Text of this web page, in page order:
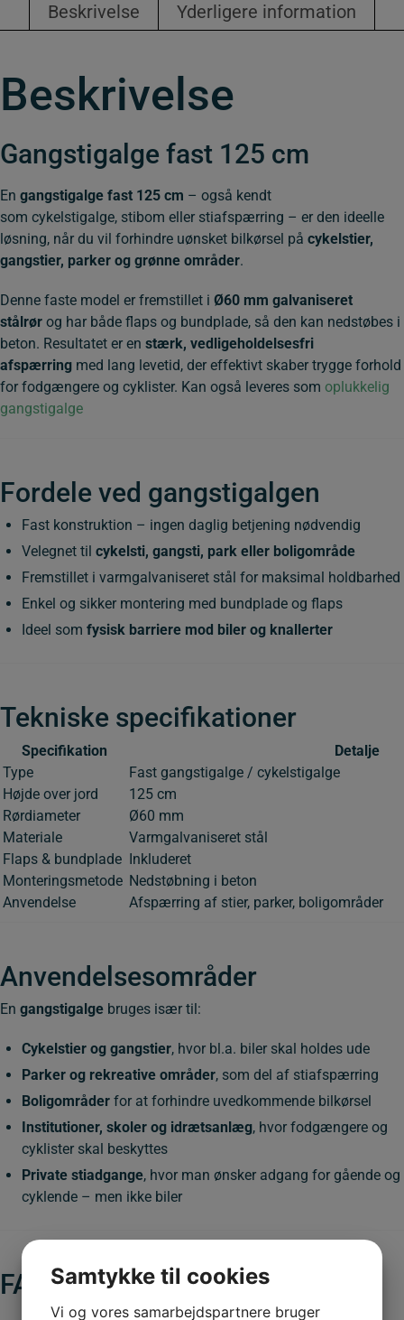
Beskrivelse Yderligere information
Beskrivelse
Gangstigalge fast 125 cm
En gangstigalge fast 125 cm – også kendt
som cykelstigalge, stibom eller stiafspærring – er den ideelle
løsning, når du vil forhindre uønsket bilkørsel på cykelstier,
gangstier, parker og grønne områder.
Denne faste model er fremstillet i Ø60 mm galvaniseret
stålrør og har både flaps og bundplade, så den kan nedstøbes i
beton. Resultatet er en stærk, vedligeholdelsesfri
afspærring med lang levetid, der effektivt skaber trygge forhold
for fodgængere og cyklister. Kan også leveres som oplukkelig
gangstigalge
Fordele ved gangstigalgen
Fast konstruktion – ingen daglig betjening nødvendig
Velegnet til cykelsti, gangsti, park eller boligområde
Fremstillet i varmgalvaniseret stål for maksimal holdbarhed
Enkel og sikker montering med bundplade og flaps
Ideel som fysisk barriere mod biler og knallerter
Tekniske specifikationer
Specifikation
Detalje
Type
Fast gangstigalge / cykelstigalge
Højde over jord
125 cm
Rørdiameter
Ø60 mm
Materiale
Varmgalvaniseret stål
Flaps & bundplade
Inkluderet
Monteringsmetode Nedstøbning i beton
Anvendelse
Afspærring af stier, parker, boligområder
Anvendelsesområder
En gangstigalge bruges især til:
Cykelstier og gangstier, hvor bl.a. biler skal holdes ude
Parker og rekreative områder, som del af stiafspærring
Boligområder for at forhindre uvedkommende bilkørsel
Institutioner, skoler og idrætsanlæg, hvor fodgængere og
cyklister skal beskyttes
Private stiadgange, hvor man ønsker adgang for gående og
cyklende – men ikke biler
FAQ Samtykke til cookies
Vi og vores samarbejdspartnere bruger